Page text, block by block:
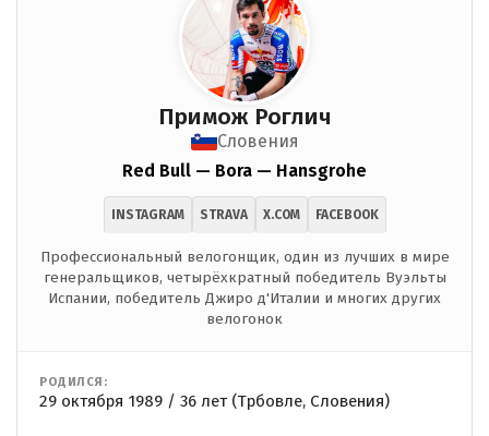
Примож Роглич
Словения
Red Bull — Bora — Hansgrohe
INSTAGRAM STRAVA X.COM FACEBOOK
Профессиональный велогонщик, один из лучших в мире
генеральщиков, четырёхкратный победитель Вуэльты
Испании, победитель Джиро д'Италии и многих других
велогонок
РОДИЛСЯ:
29 октября 1989 / 36 лет (Трбовле, Словения)